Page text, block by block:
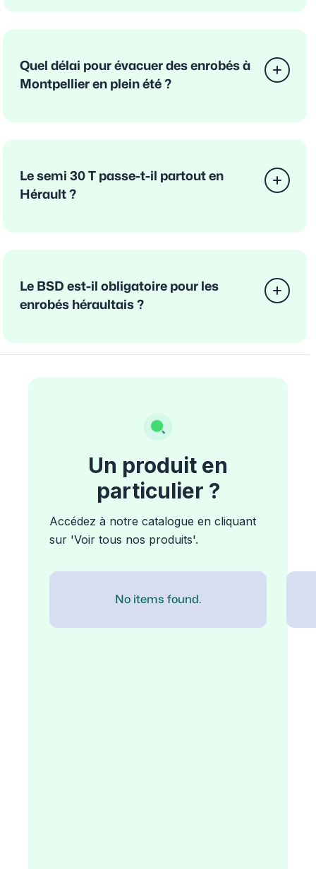
Quel délai pour évacuer des enrobés à
Montpellier en plein été ?
Le semi 30 T passe-t-il partout en
Hérault ?
Le BSD est-il obligatoire pour les
enrobés héraultais ?
Un produit en
particulier ?
Accédez à notre catalogue en cliquant
sur 'Voir tous nos produits'.
No items found.